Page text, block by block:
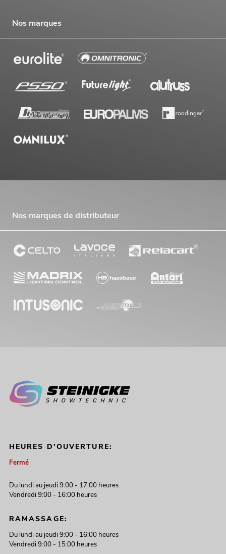
Nos marques
Nos marques de distributeur
HEURES D'OUVERTURE:
Fermé
Du lundi au jeudi 9:00 - 17:00 heures
Vendredi 9:00 - 16:00 heures
RAMASSAGE:
Du lundi au jeudi 9:00 - 16:00 heures
Vendredi 9:00 - 15:00 heures